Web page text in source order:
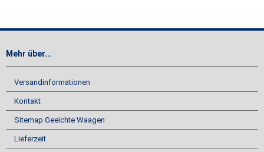
Mehr über...
Versandinformationen
Kontakt
Sitemap Geeichte Waagen
Lieferzeit